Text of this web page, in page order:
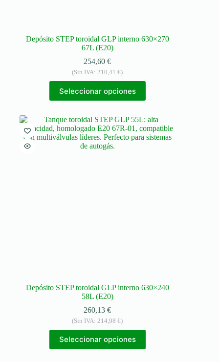
Depósito STEP toroidal GLP interno 630×270
67L (E20)
254,60€
(Sin IVA:210,41€)
Seleccionar opciones
Depósito STEP toroidal GLP interno 630×240
58L (E20)
260,13€
(Sin IVA: 214,98€)
Seleccionar opciones